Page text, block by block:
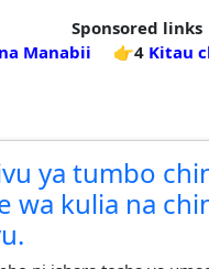
Sponsored links
Manabii 👉4 Kitau
ya tumbo
wa kulia na